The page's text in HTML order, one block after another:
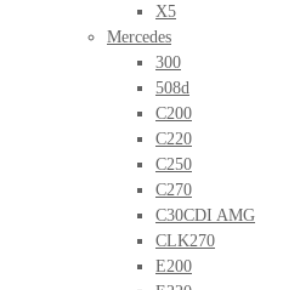
X5
Mercedes
300
508d
C200
C220
C250
C270
C30CDI AMG
CLK270
E200